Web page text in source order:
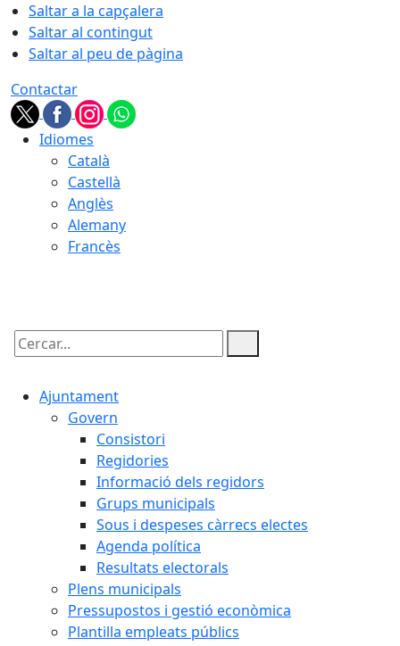
Saltar a la capçalera
Saltar al contingut
Saltar al peu de pàgina
Contactar
Idiomes
Català
Castellà
Anglès
Alemany
Francès
Cercar:
Ajuntament
Govern
Consistori
Regidories
Informació dels regidors
Grups municipals
Sous i despeses càrrecs electes
Agenda política
Resultats electorals
Plens municipals
Pressupostos i gestió econòmica
Plantilla empleats públics